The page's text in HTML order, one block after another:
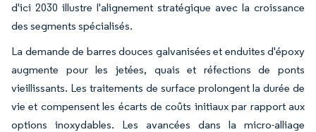
d'ici 2030 illustre l'alignement stratégique avec la croissance
des segments spécialisés.
La demande de barres douces galvanisées et enduites d'époxy
augmente pour les jetées, quais et réfections de ponts
vieillissants. Les traitements de surface prolongent la durée de
vie et compensent les écarts de coûts initiaux par rapport aux
options inoxydables. Les avancées dans la micro-alliage